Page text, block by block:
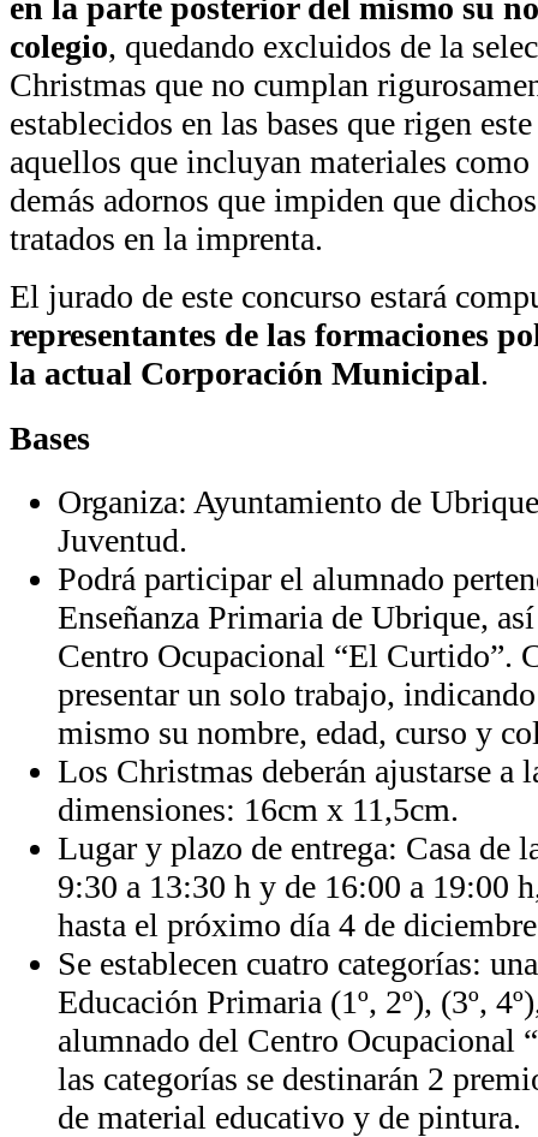
en la parte posterior del mismo su
colegio, quedando excluidos de la
Christmas que no cumplan
establecidos en las bases que rigen
aquellos que incluyan materiales
demás adornos que impiden que
tratados en la imprenta.
El jurado de este concurso estará
representantes de las formaciones
la actual Corporación Municipal.
Bases
Organiza: Ayuntamiento de
Juventud.
Podrá participar el alumnado
Enseñanza Primaria de Ubrique,
Centro Ocupacional “El Curtido”.
presentar un solo trabajo,
mismo su nombre, edad, curso y
Los Christmas deberán ajustarse a
dimensiones: 16cm x 11,5cm.
Lugar y plazo de entrega: Casa de
9:30 a 13:30 h y de 16:00 a 19:00
hasta el próximo día 4 de
Se establecen cuatro categorías:
Educación Primaria (1º, 2º), (3º,
alumnado del Centro Ocupacional
las categorías se destinarán 2
de material educativo y de pintura.